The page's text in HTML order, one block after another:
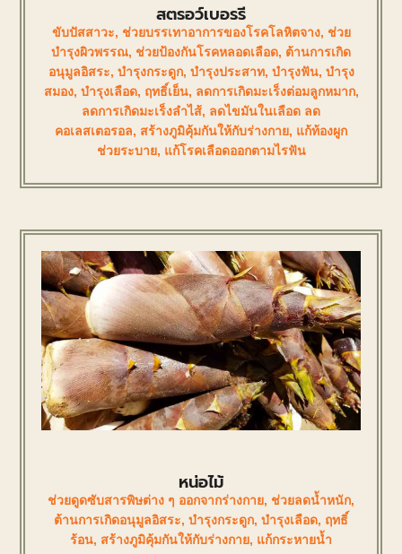
สตรอว์เบอรรี
ขับปัสสาวะ, ช่วยบรรเทาอาการของโรคโลหิตจาง, ช่วย
บำรุงผิวพรรณ, ช่วยป้องกันโรคหลอดเลือด, ต้านการเกิด
อนุมูลอิสระ, บำรุงกระดูก, บำรุงประสาท, บำรุงฟัน, บำรุง
สมอง, บำรุงเลือด, ฤทธิ์เย็น, ลดการเกิดมะเร็งต่อมลูกหมาก,
ลดการเกิดมะเร็งลำไส้, ลดไขมันในเลือด ลด
คอเลสเตอรอล, สร้างภูมิคุ้มกันให้กับร่างกาย, แก้ท้องผูก
ช่วยระบาย, แก้โรคเลือดออกตามไรฟัน
หน่อไม้
ช่วยดูดซับสารพิษต่าง ๆ ออกจากร่างกาย, ช่วยลดน้ำหนัก,
ต้านการเกิดอนุมูลอิสระ, บำรุงกระดูก, บำรุงเลือด, ฤทธิ์
ร้อน, สร้างภูมิคุ้มกันให้กับร่างกาย, แก้กระหายน้ำ